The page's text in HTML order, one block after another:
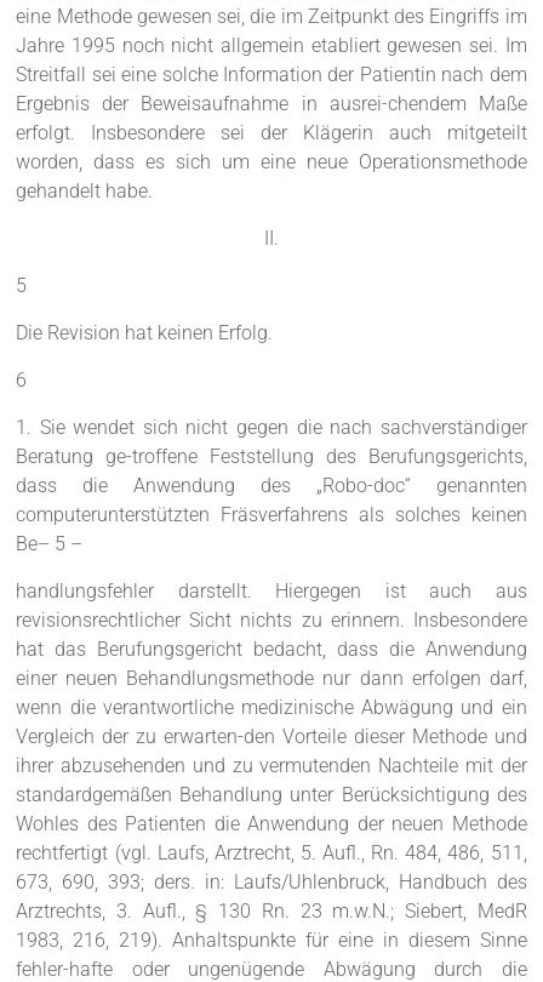
eine Methode gewesen sei, die im Zeitpunkt des Eingriffs im
Jahre 1995 noch nicht allgemein etabliert gewesen sei. Im
Streitfall sei eine solche Information der Patientin nach dem
Ergebnis der Beweisaufnahme in ausrei-chendem Maße
erfolgt. Insbesondere sei der Klägerin auch mitgeteilt
worden, dass es sich um eine neue Operationsmethode
gehandelt habe.
II.
5
Die Revision hat keinen Erfolg.
6
1. Sie wendet sich nicht gegen die nach sachverständiger
Beratung ge-troffene Feststellung des Berufungsgerichts,
dass die Anwendung des „Robo-doc“ genannten
computerunterstützten Fräsverfahrens als solches keinen
Be– 5 –
handlungsfehler darstellt. Hiergegen ist auch aus
revisionsrechtlicher Sicht nichts zu erinnern. Insbesondere
hat das Berufungsgericht bedacht, dass die Anwendung
einer neuen Behandlungsmethode nur dann erfolgen darf,
wenn die verantwortliche medizinische Abwägung und ein
Vergleich der zu erwarten-den Vorteile dieser Methode und
ihrer abzusehenden und zu vermutenden Nachteile mit der
standardgemäßen Behandlung unter Berücksichtigung des
Wohles des Patienten die Anwendung der neuen Methode
rechtfertigt (vgl. Laufs, Arztrecht, 5. Aufl., Rn. 484, 486, 511,
673, 690, 393; ders. in: Laufs/Uhlenbruck, Handbuch des
Arztrechts, 3. Aufl., § 130 Rn. 23 m.w.N.; Siebert, MedR
1983, 216, 219). Anhaltspunkte für eine in diesem Sinne
fehler-hafte oder ungenügende Abwägung durch die